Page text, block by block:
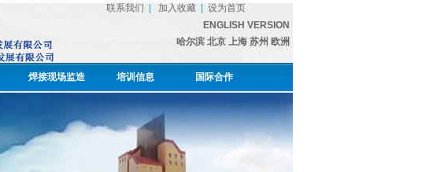
联系我们 加入收藏| 设为首页
ENGLISH VERSION
哈尔滨 北京 上海 苏州 欧洲
焊接现场监造 培训信息 国际合作